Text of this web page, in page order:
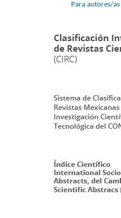
Para autores/as